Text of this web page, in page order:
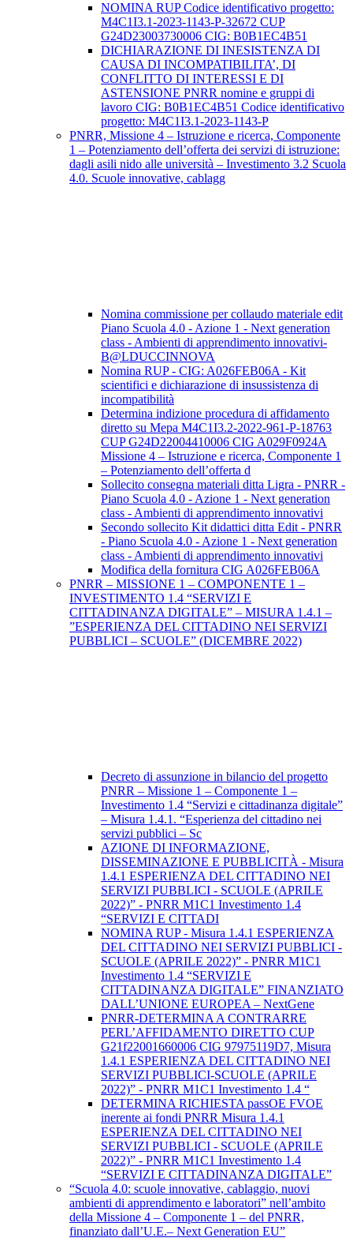
NOMINA RUP Codice identificativo progetto:
M4C1I3.1-2023-1143-P-32672 CUP
G24D23003730006 CIG: B0B1EC4B51
DICHIARAZIONE DI INESISTENZA DI
CAUSA DI INCOMPATIBILITA’, DI
CONFLITTO DI INTERESSI E DI
ASTENSIONE PNRR nomine e gruppi di
lavoro CIG: B0B1EC4B51 Codice identificativo
progetto: M4C1I3.1-2023-1143-P
PNRR, Missione 4 – Istruzione e ricerca, Componente
1 – Potenziamento dell’offerta dei servizi di istruzione:
dagli asili nido alle università – Investimento 3.2 Scuola
4.0. Scuole innovative, cablagg
Nomina commissione per collaudo materiale edit
Piano Scuola 4.0 - Azione 1 - Next generation
class - Ambienti di apprendimento innovativi-
B@LDUCCINNOVA
Nomina RUP - CIG: A026FEB06A - Kit
scientifici e dichiarazione di insussistenza di
incompatibilità
Determina indizione procedura di affidamento
diretto su Mepa M4C1I3.2-2022-961-P-18763
CUP G24D22004410006 CIG A029F0924A
Missione 4 – Istruzione e ricerca, Componente 1
– Potenziamento dell’offerta d
Sollecito consegna materiali ditta Ligra - PNRR -
Piano Scuola 4.0 - Azione 1 - Next generation
class - Ambienti di apprendimento innovativi
Secondo sollecito Kit didattici ditta Edit - PNRR
- Piano Scuola 4.0 - Azione 1 - Next generation
class - Ambienti di apprendimento innovativi
Modifica della fornitura CIG A026FEB06A
PNRR – MISSIONE 1 – COMPONENTE 1 –
INVESTIMENTO 1.4 “SERVIZI E
CITTADINANZA DIGITALE” – MISURA 1.4.1 –
”ESPERIENZA DEL CITTADINO NEI SERVIZI
PUBBLICI – SCUOLE” (DICEMBRE 2022)
Decreto di assunzione in bilancio del progetto
PNRR – Missione 1 – Componente 1 –
Investimento 1.4 “Servizi e cittadinanza digitale”
– Misura 1.4.1. “Esperienza del cittadino nei
servizi pubblici – Sc
AZIONE DI INFORMAZIONE,
DISSEMINAZIONE E PUBBLICITÀ - Misura
1.4.1 ESPERIENZA DEL CITTADINO NEI
SERVIZI PUBBLICI - SCUOLE (APRILE
2022)” - PNRR M1C1 Investimento 1.4
“SERVIZI E CITTADI
NOMINA RUP - Misura 1.4.1 ESPERIENZA
DEL CITTADINO NEI SERVIZI PUBBLICI -
SCUOLE (APRILE 2022)” - PNRR M1C1
Investimento 1.4 “SERVIZI E
CITTADINANZA DIGITALE” FINANZIATO
DALL’UNIONE EUROPEA – NextGene
PNRR-DETERMINA A CONTRARRE
PERL’AFFIDAMENTO DIRETTO CUP
G21f22001660006 CIG 97975119D7, Misura
1.4.1 ESPERIENZA DEL CITTADINO NEI
SERVIZI PUBBLICI-SCUOLE (APRILE
2022)” - PNRR M1C1 Investimento 1.4 “
DETERMINA RICHIESTA passOE FVOE
inerente ai fondi PNRR Misura 1.4.1
ESPERIENZA DEL CITTADINO NEI
SERVIZI PUBBLICI - SCUOLE (APRILE
2022)” - PNRR M1C1 Investimento 1.4
“SERVIZI E CITTADINANZA DIGITALE”
“Scuola 4.0: scuole innovative, cablaggio, nuovi
ambienti di apprendimento e laboratori” nell’ambito
della Missione 4 – Componente 1 – del PNRR,
finanziato dall’U.E.– Next Generation EU”